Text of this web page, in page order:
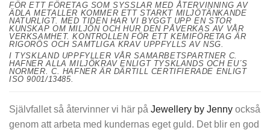
FÖR ETT FÖRETAG SOM SYSSLAR MED ÅTERVINNING AV
ÄDLA METALLER KOMMER ETT STARKT MILJÖTÄNKANDE
NATURLIGT. MED TIDEN HAR VI BYGGT UPP EN STOR
KUNSKAP OM MILJÖN OCH HUR DEN PÅVERKAS AV VÅR
VERKSAMHET. KONTROLLEN FÖR ETT KEMIFÖRETAG ÄR
RIGORÖS OCH SAMTLIGA KRAV UPPFYLLS AV NSG.
I TYSKLAND UPPFYLLER VÅR SAMARBETSPARTNER C.
HAFNER ALLA MILJÖKRAV ENLIGT TYSKLANDS OCH EU´S
NORMER. C. HAFNER ÄR DÄRTILL CERTIFIERADE ENLIGT
ISO 9001/13485.
Självfallet så återvinner vi här på Jewellery by Jenny också
genom att arbeta med kundernas eget guld. Det blir en god